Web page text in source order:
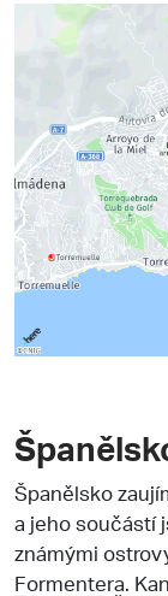
Španělsko
a jeho součástí
známými
Formentera.